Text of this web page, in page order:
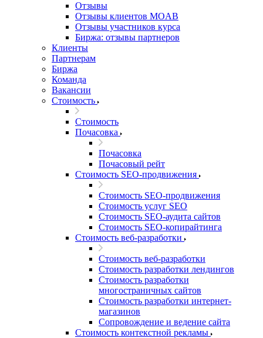
Отзывы
Отзывы клиентов MOAB
Отзывы участников курса
Биржа: отзывы партнеров
Клиенты
Партнерам
Биржа
Команда
Вакансии
Стоимость
Стоимость
Почасовка
Почасовка
Почасовый рейт
Стоимость SEO-продвижения
Стоимость SEO-продвижения
Стоимость услуг SEO
Стоимость SEO-аудита сайтов
Стоимость SEO-копирайтинга
Стоимость веб-разработки
Стоимость веб-разработки
Стоимость разработки лендингов
Стоимость разработки
многостраничных сайтов
Стоимость разработки интернет-
магазинов
Сопровождение и ведение сайта
Стоимость контекстной рекламы